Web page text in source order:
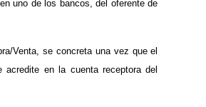
uno de los bancos, del oferente de
Venta, se concreta una vez que el
en la cuenta receptora del